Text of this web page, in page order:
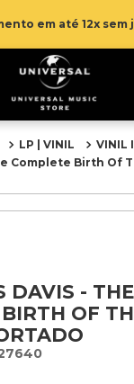
em até 12x sem
LP | VINIL
VINIL
Complete Birth Of
DAVIS - THE
OF